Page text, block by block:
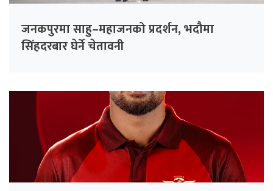
जनकपुरमा साहु–महाजनको प्रदर्शन, भदौमा
सिंहदरबार घेर्ने चेतावनी